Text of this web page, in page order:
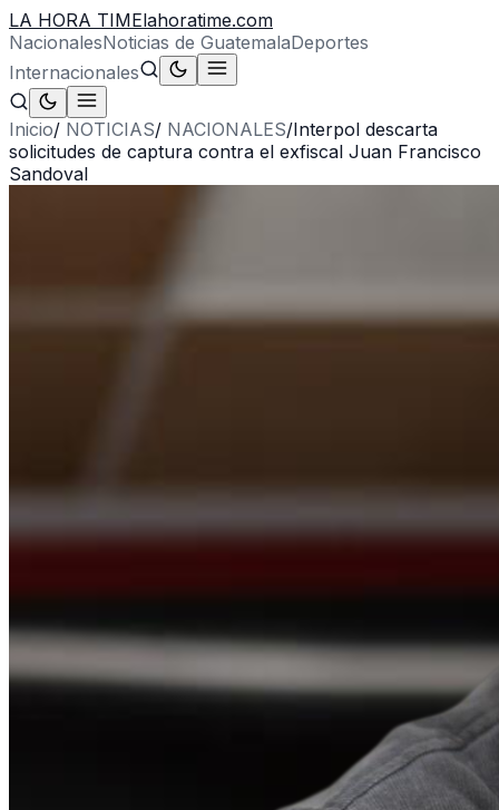
LA HORA TIMElahoratime.com
NacionalesNoticias de GuatemalaDeportes
Internacionales
Inicio/ NOTICIAS/ NACIONALES/Interpol descarta
solicitudes de captura contra el exfiscal Juan Francisco
Sandoval